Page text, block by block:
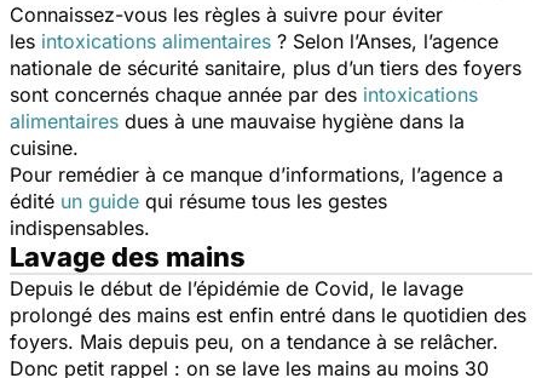
Connaissez-vous les règles à suivre pour éviter
les intoxications alimentaires ? Selon l’Anses, l’agence
nationale de sécurité sanitaire, plus d’un tiers des foyers
sont concernés chaque année par des intoxications
alimentaires dues à une mauvaise hygiène dans la
cuisine.
Pour remédier à ce manque d’informations, l’agence a
édité un guide qui résume tous les gestes
indispensables.
Lavage des mains
Depuis le début de l’épidémie de Covid, le lavage
prolongé des mains est enfin entré dans le quotidien des
foyers. Mais depuis peu, on a tendance à se relâcher.
Donc petit rappel : on se lave les mains au moins 30